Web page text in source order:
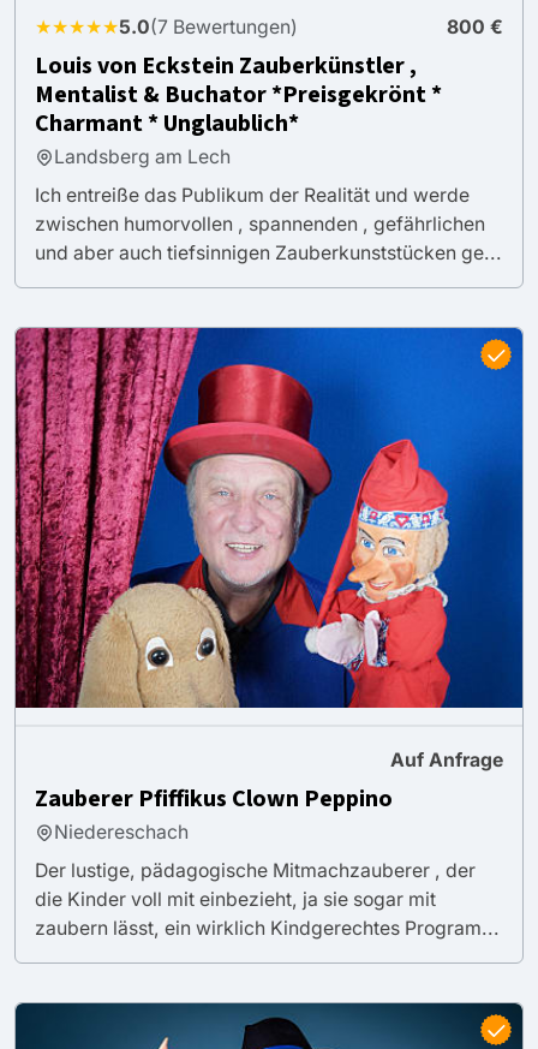
★★★★★5.0(7 Bewertungen) 800 €
Louis von Eckstein Zauberkünstler ,
Mentalist & Buchator *Preisgekrönt *
Charmant * Unglaublich*
Landsberg am Lech
Ich entreiße das Publikum der Realität und werde
zwischen humorvollen , spannenden , gefährlichen
und aber auch tiefsinnigen Zauberkunststücken ge...
Auf Anfrage
Zauberer Pfiffikus Clown Peppino
Niedereschach
Der lustige, pädagogische Mitmachzauberer , der
die Kinder voll mit einbezieht, ja sie sogar mit
zaubern lässt, ein wirklich Kindgerechtes Program...